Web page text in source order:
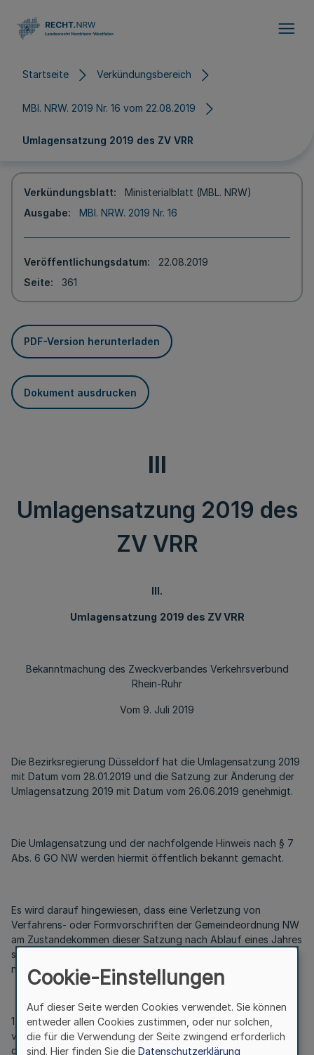
Startseite Verkündungsbereich
MBl. NRW. 2019 Nr. 16 vom 22.08.2019
Umlagensatzung 2019 des ZV VRR
Verkündungsblatt
Ministerialblatt (MBL. NRW)
Ausgabe
MBl. NRW. 2019 Nr. 16
Veröffentlichungsdatum
22.08.2019
Seite
361
PDF-Version herunterladen
Dokument ausdrucken
III
Umlagensatzung 2019 des
ZV VRR
III.
Umlagensatzung 2019 des ZV VRR
Bekanntmachung des Zweckverbandes Verkehrsverbund
Rhein-Ruhr
Vom 9. Juli 2019
Die Bezirksregierung Düsseldorf hat die Umlagensatzung 2019
mit Datum vom 28.01.2019 und die Satzung zur Änderung der
Umlagensatzung 2019 mit Datum vom 26.06.2019 genehmigt.
Die Umlagensatzung und der nachfolgende Hinweis nach § 7
Abs. 6 GO NW werden hiermit öffentlich bekannt gemacht.
Es wird darauf hingewiesen, dass eine Verletzung von
Verfahrens- oder Formvorschriften der Gemeindeordnung NW
am Zustandekommen dieser Satzung nach Ablauf eines Jahres
seit dieser Bekanntmachung gemäß § 7 Abs. 6 Satz 1 GO NW
nicht mehr geltend gemacht werden kann, es sei denn:
1. eine vorgeschriebene Genehmigung fehlt oder ein
vorgeschriebenes Anzeigeverfahren wurde nicht
durchgeführt,
Cookie-Einstellungen
Auf dieser Seite werden Cookies verwendet. Sie können
entweder allen Cookies zustimmen, oder nur solchen,
die für die Verwendung der Seite zwingend erforderlich
sind. Hier finden Sie die Datenschutzerklärung